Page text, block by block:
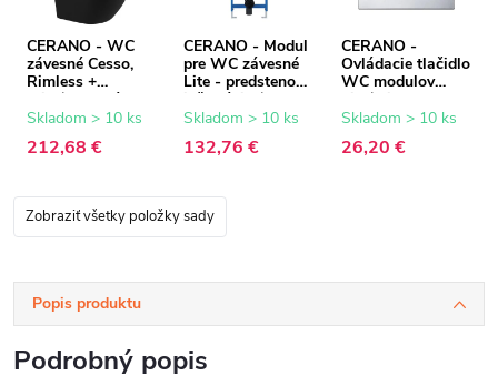
CERANO - WC
závesné Cesso,
Rimless +
Slim/UF sedátko -
čierna matná -
Skladom > 10 ks
212,68 €
CERANO - Modul
pre WC závesné
Lite - predstenová
inštalácia /
sadrokartón -
Skladom > 10 ks
132,76 €
CERANO -
Ovládacie tlačidlo
WC modulov
Lite/Slim - ABS -
chróm
Skladom > 10 ks
26,20 €
Zobraziť všetky položky sady
Popis produktu
Podrobný popis